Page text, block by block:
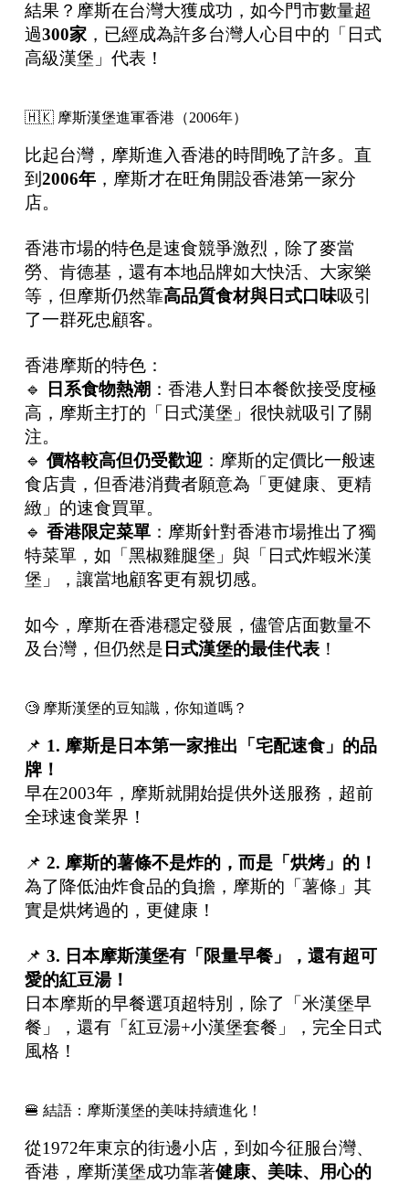
結果？摩斯在台灣大獲成功，如今門市數量超
過300家，已經成為許多台灣人心目中的「日式
高級漢堡」代表！
🇭🇰 摩斯漢堡進軍香港（2006年）
比起台灣，摩斯進入香港的時間晚了許多。直
到 2006年，摩斯才在旺角開設香港第一家分
店。
香港市場的特色是速食競爭激烈，除了麥當
勞、肯德基，還有本地品牌如大快活、大家樂
等，但摩斯仍然靠高品質食材與日式口味吸引
了一群死忠顧客。
香港摩斯的特色：
🔹
日系食物熱潮 ：香港人對日本餐飲接受度極
高，摩斯主打的「日式漢堡」很快就吸引了關
注。
🔹 價格較高但仍受歡迎 ：摩斯的定價比一般速
食店貴，但香港消費者願意為「更健康、更精
緻」的速食買單。
🔹 香港限定菜單：摩斯針對香港市場推出了獨
特菜單，如「黑椒雞腿堡」與「日式炸蝦米漢
堡」，讓當地顧客更有親切感。
如今，摩斯在香港穩定發展，儘管店面數量不
及台灣，但仍然是 日式漢堡的最佳代表！
🧐 摩斯漢堡的豆知識，你知道嗎？
📌 1. 摩斯是日本第一家推出「宅配速食」的品
牌！
早在2003年，摩斯就開始提供外送服務，超前
全球速食業界！
📌 2. 摩斯的薯條不是炸的，而是「烘烤」的！
為了降低油炸食品的負擔，摩斯的「薯條」其
實是烘烤過的，更健康！
📌 3. 日本摩斯漢堡有「限量早餐」，還有超可
愛的紅豆湯！
日本摩斯的早餐選項超特別，除了「米漢堡早
餐」，還有「紅豆湯+小漢堡套餐」，完全日式
風格！
🍔 結語：摩斯漢堡的美味持續進化！
從1972年東京的街邊小店，到如今征服台灣、
香港，摩斯漢堡成功靠著健康、美味、用心的